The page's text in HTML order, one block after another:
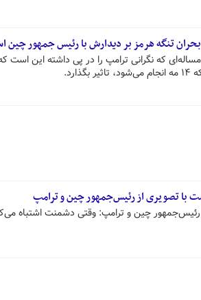
بحران تنگه هرمز بر دیدارش با رئیس جمهور
که نگرانی ترامپ را در پی داشته این است
با تصویری از رئیس‌جمهور چین و ترامپ
چین و ترامپ: وقتی دشمنت اشتباه